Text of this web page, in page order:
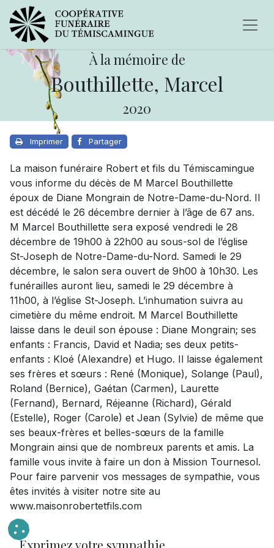
À la mémoire de
Bouthillette, Marcel
2020
Imprimer Partager
La maison funéraire Robert et fils du Témiscamingue
vous informe du décès de M Marcel Bouthillette
époux de Diane Mongrain de Notre-Dame-du-Nord. Il
est décédé le 26 décembre dernier à l’âge de 67 ans.
M Marcel Bouthillette sera exposé vendredi le 28
décembre de 19h00 à 22h00 au sous-sol de l’église
St-Joseph de Notre-Dame-du-Nord. Samedi le 29
décembre, le salon sera ouvert de 9h00 à 10h30. Les
funérailles auront lieu, samedi le 29 décembre à
11h00, à l’église St-Joseph. L’inhumation suivra au
cimetière du même endroit. M Marcel Bouthillette
laisse dans le deuil son épouse : Diane Mongrain; ses
enfants : Francis, David et Nadia; ses deux petits-
enfants : Kloé (Alexandre) et Hugo. Il laisse également
ses frères et sœurs : René (Monique), Solange (Paul),
Roland (Bernice), Gaétan (Carmen), Laurette
(Fernand), Bernard, Réjeanne (Richard), Gérald
(Estelle), Roger (Carole) et Jean (Sylvie) de même que
ses beaux-frères et belles-sœurs de la famille
Mongrain ainsi que de nombreux parents et amis. La
famille vous invite à faire un don à Mission Tournesol.
Pour faire parvenir vos messages de sympathie, vous
êtes invités à visiter notre site au
www.maisonrobertetfils.com